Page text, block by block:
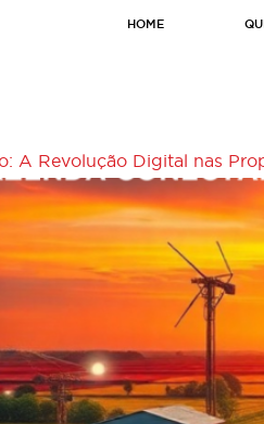
HOME
A Revolução Digital nas